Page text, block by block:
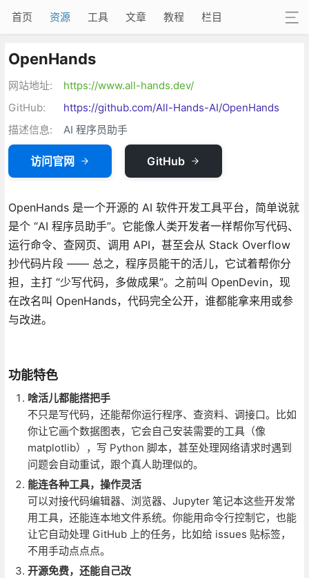
首页 资源 工具 文章 教程 栏目
OpenHands
网站地址:
https://www.all-hands.dev/
GitHub:
https://github.com/All-Hands-AI/OpenHands
描述信息:
AI 程序员助手
访问官网 GitHub
OpenHands 是一个开源的 AI 软件开发工具平台，简单说就
是个 “AI 程序员助手”。它能像人类开发者一样帮你写代码、
运行命令、查网页、调用 API，甚至会从 Stack Overflow
抄代码片段 —— 总之，程序员能干的活儿，它试着帮你分
担，主打 “少写代码，多做成果”。之前叫 OpenDevin，现
在改名叫 OpenHands，代码完全公开，谁都能拿来用或参
与改进。
功能特色
啥活儿都能搭把手
不只是写代码，还能帮你运行程序、查资料、调接口。比如
你让它画个数据图表，它会自己安装需要的工具（像
matplotlib），写 Python 脚本，甚至处理网络请求时遇到
问题会自动重试，跟个真人助理似的。
能连各种工具，操作灵活
可以对接代码编辑器、浏览器、Jupyter 笔记本这些开发常
用工具，还能连本地文件系统。你能用命令行控制它，也能
让它自动处理 GitHub 上的任务，比如给 issues 贴标签，
不用手动点点点。
开源免费，还能自己改